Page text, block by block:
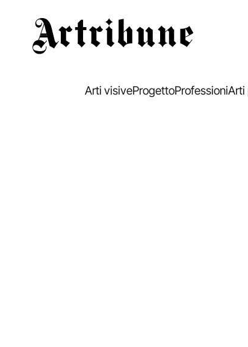
Arti visiveProgettoProfessioniArti